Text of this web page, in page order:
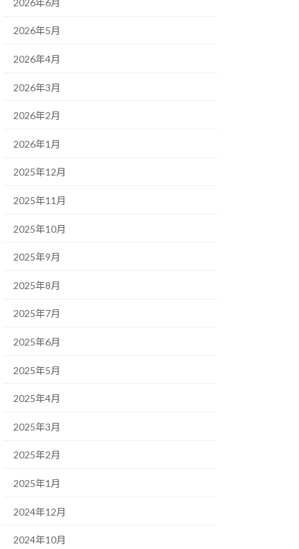
2026年5月
2026年4月
2026年3月
2026年2月
2026年1月
2025年12月
2025年11月
2025年10月
2025年9月
2025年8月
2025年7月
2025年6月
2025年5月
2025年4月
2025年3月
2025年2月
2025年1月
2024年12月
2024年10月